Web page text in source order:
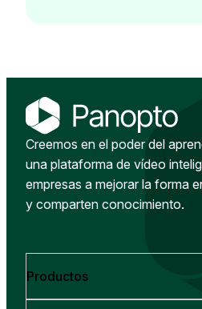
Creemos en el poder del
una plataforma de vídeo
empresas a mejorar la forma
y comparten conocimiento.
Productos